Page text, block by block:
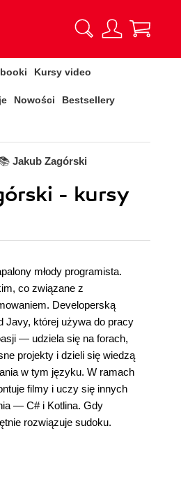
Kursy video
Nowości Bestsellery
Jakub Zagórski
- kursy
młody programista.
co związane z
Developerską
Javy, której używa do pracy
— udziela się na forach,
projekty i dzieli się wiedzą
w tym języku. W ramach
filmy i uczy się innych
— C# i Kotlina. Gdy
rozwiązuje sudoku.